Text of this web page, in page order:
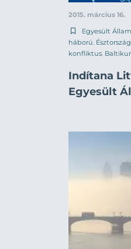
2015. március 16.
Egyesült
háború Észtország
konfliktus
Indítana
Egyesült